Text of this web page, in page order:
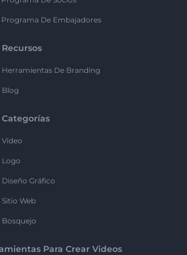
Programa De Embajadores
Recursos
Herramientas De Branding
Blog
Categorías
Vídeo
Logo
Diseño Gráfico
Sitio Web
Bosquejo
Para Crear Videos